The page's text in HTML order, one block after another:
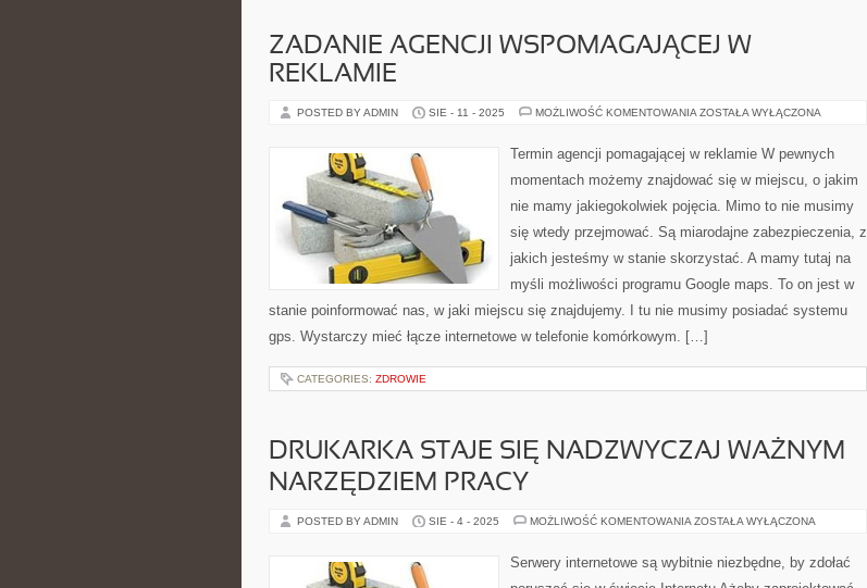
ZADANIE AGENCJI WSPOMAGAJĄCEJ W
REKLAMIE
POSTED BY ADMIN SIE - 11 - 2025 MOŻLIWOŚĆ KOMENTOWANIA ZADANIE
REKLAMIE
ZOSTAŁA WYŁĄCZONA
Termin agencji pomagającej w reklamie W pewnych
momentach możemy znajdować się w miejscu, o jakim
nie mamy jakiegokolwiek pojęcia. Mimo to nie musimy
się wtedy przejmować. Są miarodajne zabezpieczenia, z
jakich jesteśmy w stanie skorzystać. A mamy tutaj na
myśli możliwości programu Google maps. To on jest w
stanie poinformować nas, w jaki miejscu się znajdujemy. I tu nie musimy posiadać systemu
gps. Wystarczy mieć łącze internetowe w telefonie komórkowym. […]
CATEGORIES: ZDROWIE
DRUKARKA STAJE SIĘ NADZWYCZAJ WAŻNYM
NARZĘDZIEM PRACY
POSTED BY ADMIN SIE - 4 - 2025 MOŻLIWOŚĆ KOMENTOWANIA DRUKARKA
NADZWYCZAJ
WAŻNYM
ZOSTAŁA WYŁĄCZONA
Serwery internetowe są wybitnie niezbędne, by zdołać